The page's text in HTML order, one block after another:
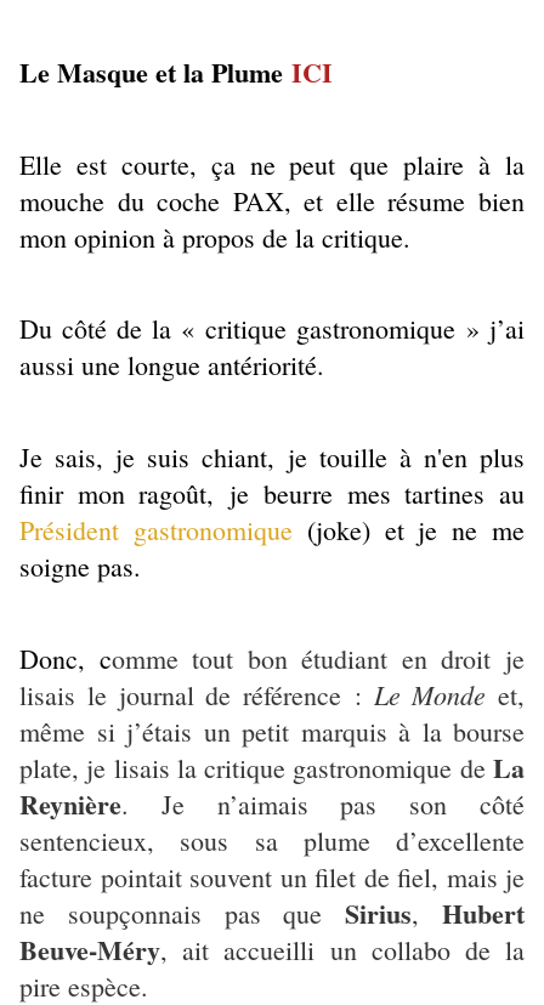
Le Masque et la Plume ICI
Elle est courte, ça ne peut que plaire à la
mouche du coche PAX, et elle résume bien
mon opinion à propos de la critique.
Du côté de la « critique gastronomique » j’ai
aussi une longue antériorité.
Je sais, je suis chiant, je touille à n'en plus
finir mon ragoût, je beurre mes tartines au
Président gastronomique(joke) et je ne me
soigne pas.
Donc, comme tout bon étudiant en droit je
lisais le journal de référence : Le Monde et,
même si j’étais un petit marquis à la bourse
plate, je lisais la critique gastronomique de La
Reynière. Je n’aimais pas son côté
sentencieux, sous sa plume d’excellente
facture pointait souvent un filet de fiel, mais je
ne soupçonnais pas queSirius,Hubert
Beuve-Méry, ait accueilli un collabo de la
pire espèce.